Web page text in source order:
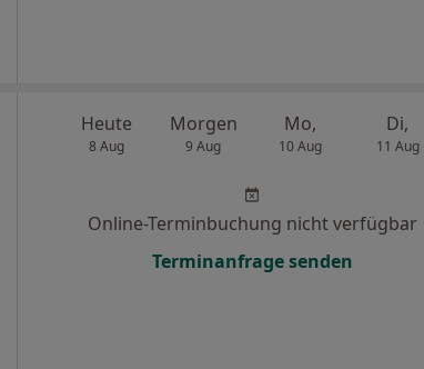
Heute
8 Aug
Morgen
9 Aug
Mo,
10 Aug
Di,
11 Aug
Online-Terminbuchung nicht verfügbar
Terminanfrage senden